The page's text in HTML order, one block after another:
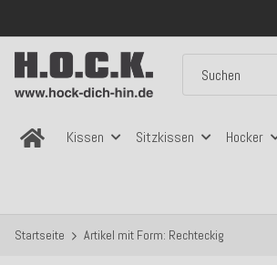
Kissen Sitzkissen Hocker
Startseite Artikel mit Form: Rechteckig